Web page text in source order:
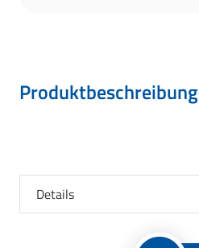
Produktbeschreibung
Details